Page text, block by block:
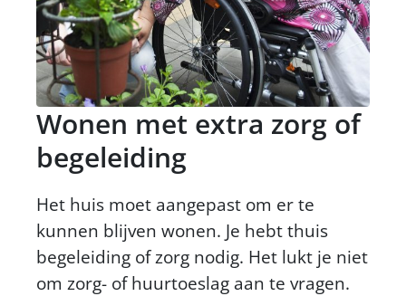
Wonen met extra zorg of
begeleiding
Het huis moet aangepast om er te
kunnen blijven wonen. Je hebt thuis
begeleiding of zorg nodig. Het lukt je niet
om zorg- of huurtoeslag aan te vragen.